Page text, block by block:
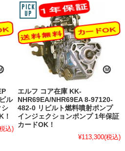
ル
シ
！
込)
エルフ コア在庫 KK-
NHR69EA/NHR69EA 8-97120-
482-0 リビルト燃料噴射ポンプ
インジェクションポンプ 1年保証
カードOK！
¥113,300(税込)